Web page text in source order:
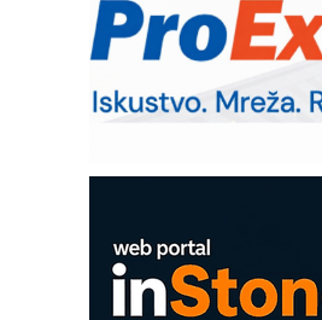
– Pametna signalizacija
upravljanje mašinama
Sigurnije ispitivanje
solarnim elektranama i
Pranje točkova na
Proizvodnja iC7 Hybrid
COMBYPACK
EVOKS Maintenance